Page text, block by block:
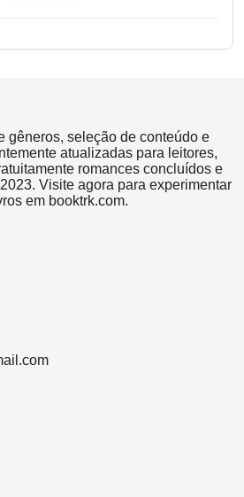
gêneros, seleção de conteúdo e
atualizadas para leitores,
romances concluídos e
Visite agora para experimentar
em booktrk.com.